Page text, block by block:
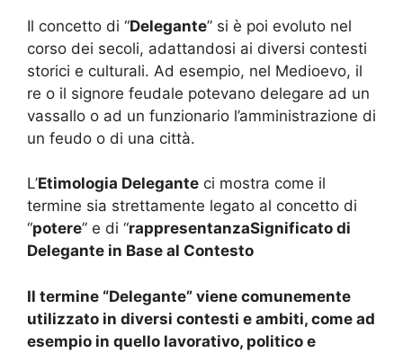
Il concetto di “Delegante” si è poi evoluto nel
corso dei secoli, adattandosi ai diversi contesti
storici e culturali. Ad esempio, nel Medioevo, il
re o il signore feudale potevano delegare ad un
vassallo o ad un funzionario l’amministrazione di
un feudo o di una città.
L’Etimologia Delegante ci mostra come il
termine sia strettamente legato al concetto di
“potere” e di “rappresentanzaSignificato di
Delegante in Base al Contesto
Il termine “Delegante” viene comunemente
utilizzato in diversi contesti e ambiti, come ad
esempio in quello lavorativo, politico e